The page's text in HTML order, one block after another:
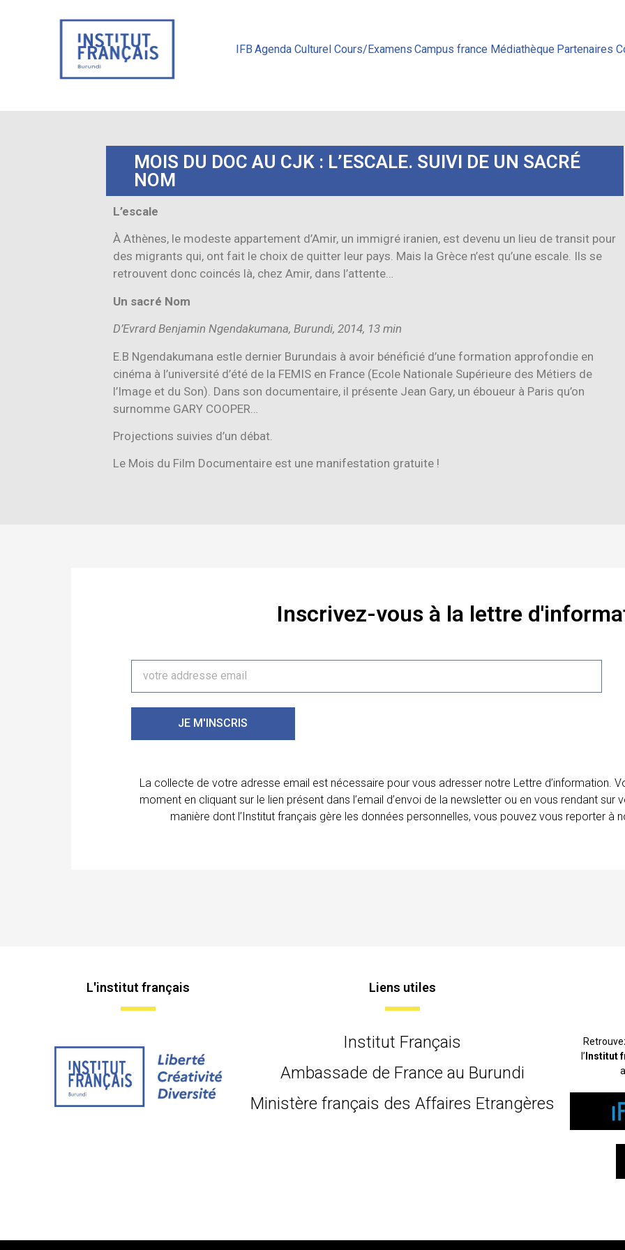
IFB Agenda Culturel Cours/Examens Campus france Médiathèque Partenaires
MOIS DU DOC AU CJK : L’ESCALE. SUIVI DE UN SACRÉ
NOM
L’escale
À Athènes, le modeste appartement d’Amir, un immigré iranien, est devenu un lieu de transit pour
des migrants qui, ont fait le choix de quitter leur pays. Mais la Grèce n’est qu’une escale. Ils se
retrouvent donc coincés là, chez Amir, dans l’attente…
Un sacré Nom
D’Evrard Benjamin Ngendakumana, Burundi, 2014, 13 min
E.B Ngendakumana estle dernier Burundais à avoir bénéficié d’une formation approfondie en
cinéma à l’université d’été de la FEMIS en France (Ecole Nationale Supérieure des Métiers de
l’Image et du Son). Dans son documentaire, il présente Jean Gary, un éboueur à Paris qu’on
surnomme GARY COOPER…
Projections suivies d’un débat.
Le Mois du Film Documentaire est une manifestation gratuite !
Inscrivez-vous à la lettre
JE M'INSCRIS
La collecte de votre adresse email est nécessaire pour vous adresser notre Lettre d’information.
moment en cliquant sur le lien présent dans l’email d’envoi de la newsletter ou en vous rendant
manière dont l’Institut français gère les données personnelles, vous pouvez vous reporter à
L'institut français Liens utiles
Institut Français
Ambassade de France au Burundi
Ministère français des Affaires Etrangères
l’ Institut